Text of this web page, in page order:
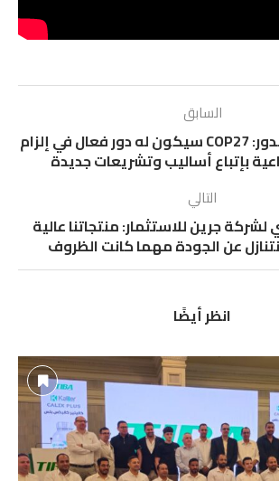
السابق
الدكتور عادل الغندور: COP27 سيكون له دور فعال في إلزام
بإتباع أساليب وتشريعات جديدة
التالي
لشركة جرين للاستثمار: منتجاتنا عالية
عن الجودة مهما كانت الظروف
انظر أيضًا